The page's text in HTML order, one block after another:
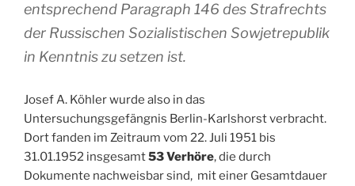
entsprechend Paragraph 146 des Strafrechts
der Russischen Sozialistischen Sowjetrepublik
in Kenntnis zu setzen ist.
Josef A. Köhler wurde also in das
Untersuchungsgefängnis Berlin-Karlshorst verbracht.
Dort fanden im Zeitraum vom 22. Juli 1951 bis
31.01.1952 insgesamt53 Verhöre, die durch
Dokumente nachweisbar sind, mit einer Gesamtdauer